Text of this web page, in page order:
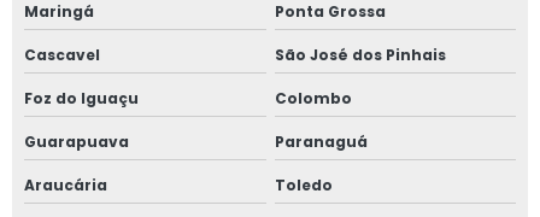
Maringá Ponta Grossa
Cascavel São José dos Pinhais
Foz do Iguaçu Colombo
Guarapuava Paranaguá
Araucária Toledo